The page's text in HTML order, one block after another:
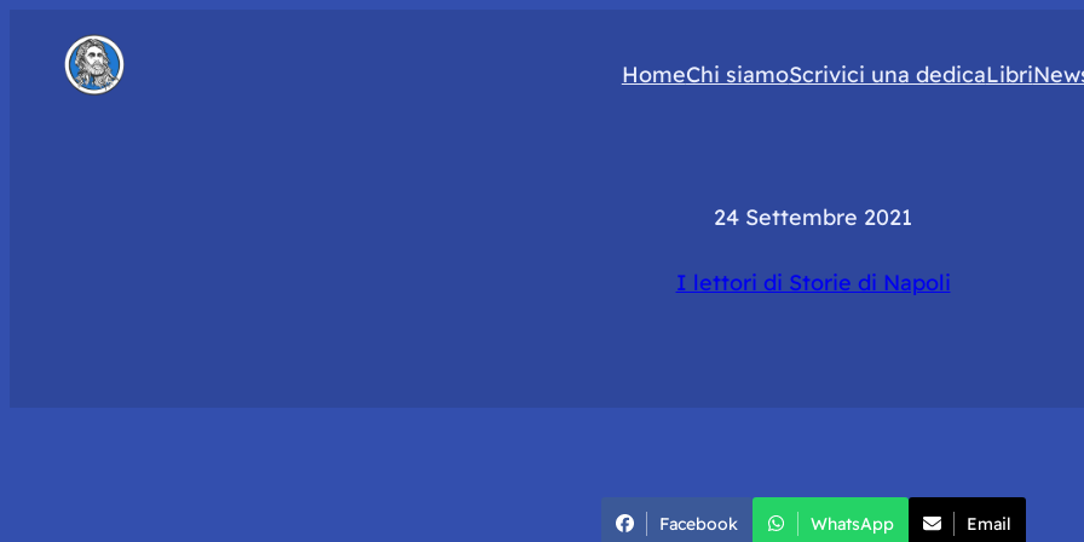
HomeChi siamoScrivici una dedicaLibri
24 Settembre 2021
I lettori di Storie di Napoli
Facebook WhatsApp Email